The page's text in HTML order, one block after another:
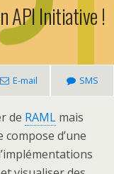
API Initiative !
E-mail SMS
de RAML mais
compose d’une